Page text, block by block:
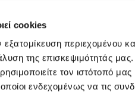
cookies
περιεχομένου
της επισκεψιμότητάς
τον ιστότοπό
ενδεχομένως να τις